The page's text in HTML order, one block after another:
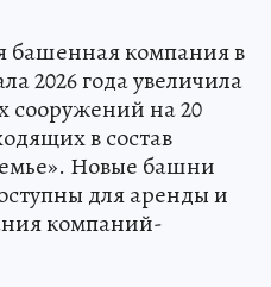
башенная компания в
2026 года увеличила
сооружений на 20
в состав
Новые башни
для аренды и
компаний-